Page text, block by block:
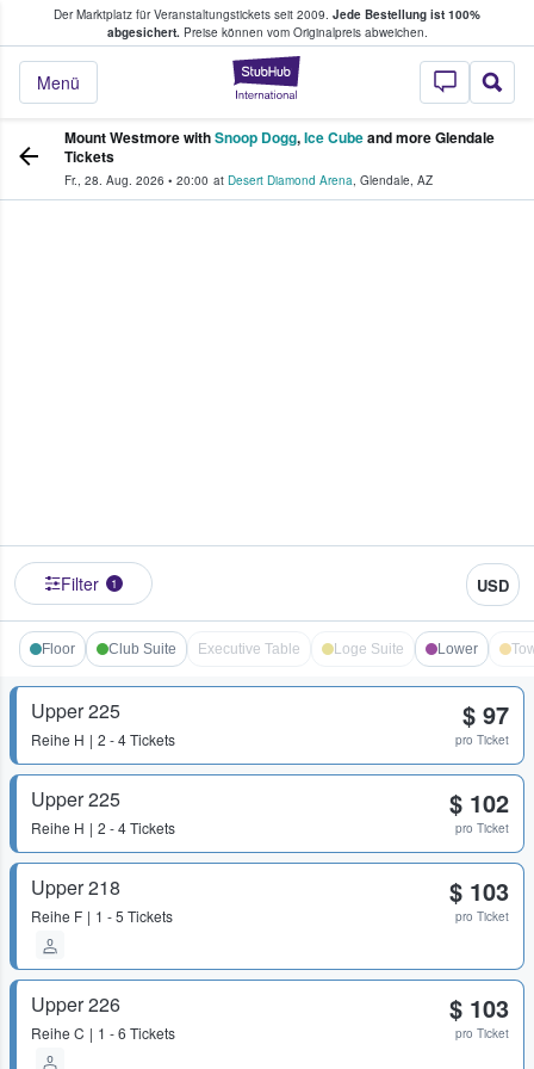
Der Marktplatz für Veranstaltungstickets seit 2009. Jede Bestellung ist 100%
abgesichert.Preise können vom Originalpreis abweichen.
StubHub - Wo
Menü
Tickets kaufen & verkaufen
Mount Westmore withSnoop Dogg,Ice Cubeand more Glendale
Tickets
Fr., 28. Aug. 2026 • 20:00 at Desert Diamond Arena, Glendale, AZ
Filter 1 USD
Floor Club Suite Executive Table Loge Suite Lower
Upper 225
Reihe H 2 - 4 Tickets
$ 97
pro Ticket
Upper 225
Reihe H 2 - 4 Tickets
$ 102
pro Ticket
Upper 218
Reihe F 1 - 5 Tickets
$ 103
pro Ticket
Upper 226
Reihe C 1 - 6 Tickets
$ 103
pro Ticket